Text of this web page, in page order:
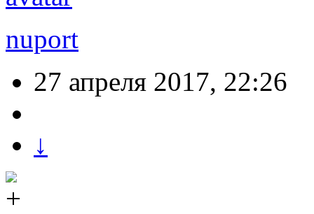
nuport
27 апреля 2017, 22:26
↓